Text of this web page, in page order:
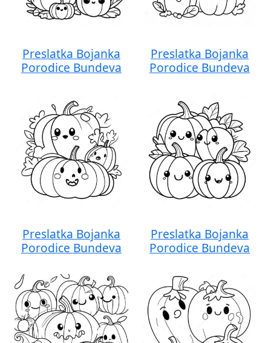
Preslatka Bojanka
Porodice Bundeva
Preslatka Bojanka
Porodice Bundeva
Preslatka Bojanka
Porodice Bundeva
Preslatka Bojanka
Porodice Bundeva